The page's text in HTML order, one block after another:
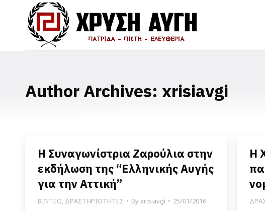
Author Archives: xrisiavgi
Η Συναγωνίστρια Ζαρούλια στην
εκδήλωση της “Ελληνικής Αυγής
για την Αττική”
ΒΙΝΤΕΟ, ΔΡΑΣΤΗΡΙΟΤΗΤΕΣ Byxrisiavgi 25/01/2016
Η